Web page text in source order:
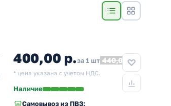
400,00 р.за 1 шт 440,00
* цена указана с учетом НДС.
Наличие
Самовывоз из ПВЗ: